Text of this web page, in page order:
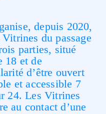
depuis 2020,
du passage
parties, situé
18 et de
d’être ouvert
et accessible 7
24. Les Vitrines
au contact d’une